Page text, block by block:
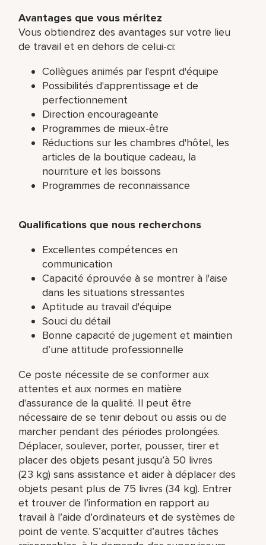
Avantages que vous méritez
Vous obtiendrez des avantages sur votre lieu
de travail et en dehors de celui-ci:
Collègues animés par l'esprit d'équipe
Possibilités d'apprentissage et de
perfectionnement
Direction encourageante
Programmes de mieux-être
Réductions sur les chambres d'hôtel, les
articles de la boutique cadeau, la
nourriture et les boissons
Programmes de reconnaissance
Qualifications que nous recherchons
Excellentes compétences en
communication
Capacité éprouvée à se montrer à l'aise
dans les situations stressantes
Aptitude au travail d'équipe
Souci du détail
Bonne capacité de jugement et maintien
d’une attitude professionnelle
Ce poste nécessite de se conformer aux
attentes et aux normes en matière
d'assurance de la qualité. Il peut être
nécessaire de se tenir debout ou assis ou de
marcher pendant des périodes prolongées.
Déplacer, soulever, porter, pousser, tirer et
placer des objets pesant jusqu’à 50 livres
(23 kg) sans assistance et aider à déplacer des
objets pesant plus de 75 livres (34 kg). Entrer
et trouver de l’information en rapport au
travail à l’aide d’ordinateurs et de systèmes de
point de vente. S’acquitter d’autres tâches